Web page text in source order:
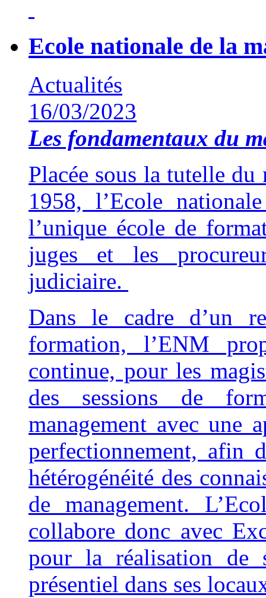
Ecole nationale de la
Actualités
16/03/2023
Les fondamentaux du
Placée sous la tutelle du
1958, l’Ecole
l’unique école de
juges et les
judiciaire.
Dans le cadre d’un
formation, l’ENM
continue, pour les
des sessions de
management avec une
perfectionnement, afin
hétérogénéité des
de management.
collabore donc avec
pour la réalisation de
présentiel dans ses